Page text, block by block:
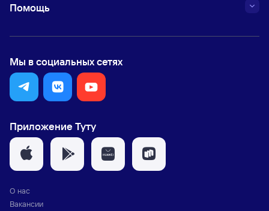
Помощь
Мы в социальных сетях
Приложение Туту
О нас
Вакансии